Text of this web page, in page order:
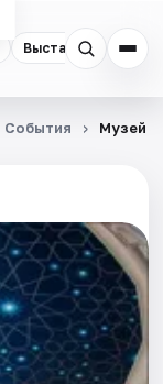
Выставки
События Музей